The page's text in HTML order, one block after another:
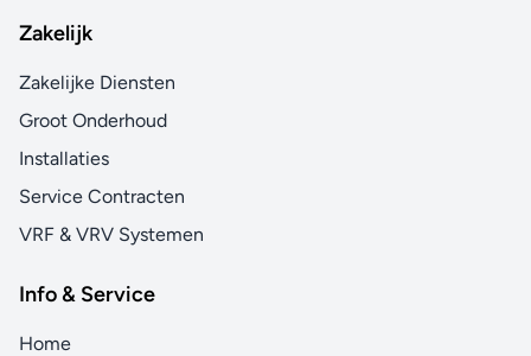
Zakelijk
Zakelijke Diensten
Groot Onderhoud
Installaties
Service Contracten
VRF & VRV Systemen
Info & Service
Home